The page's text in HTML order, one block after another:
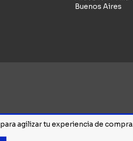
para agilizar tu experiencia de compra.
Buenos Aires